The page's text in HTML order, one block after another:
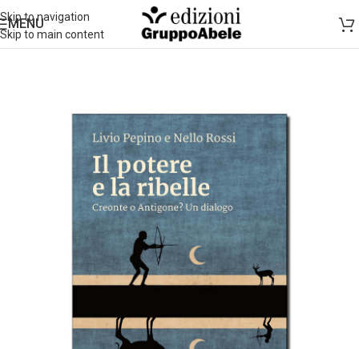
Skip to navigation
Skip to main content
MENU